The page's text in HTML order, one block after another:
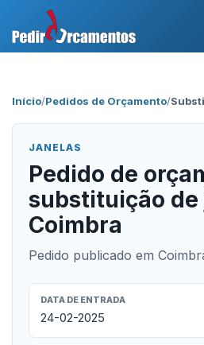
Início/Pedidos de Orçamento/
JANELAS
Pedido de
substituição de
Coimbra
Pedido publicado em
DATA DE ENTRADA
24-02-2025
Área Profissional
Como Funciona?
Testemunhos